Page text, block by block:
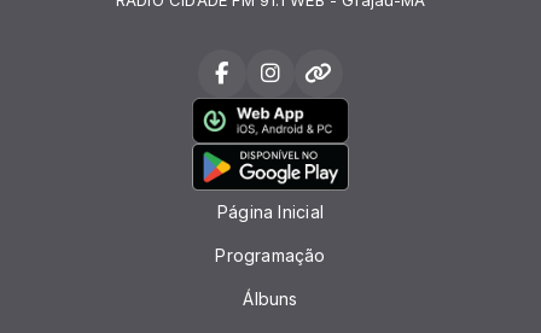
Página Inicial
Programação
Álbuns